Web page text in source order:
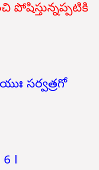
పోషిస్తున్నప్పటికి
సర్వత్రగో
‖